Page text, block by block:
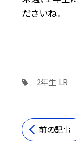
ださいね。
2年生 LR
前の記事